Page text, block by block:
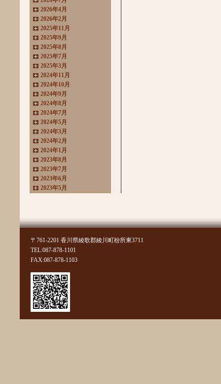
2026年4月
2026年2月
2025年11月
2025年9月
2025年8月
2025年7月
2025年3月
2024年11月
2024年10月
2024年9月
2024年8月
2024年7月
2024年5月
2024年3月
2024年2月
2024年1月
2023年8月
2023年7月
2023年6月
2023年5月
2022年10月
2022年7月
2022年6月
2022年4月
2022年3月
2022年2月
2022年1月
2021年11月
2021年10月
2021年9月
〒761-2201 香川県綾歌郡綾川町枌所東3711
TEL:087-878-1101
FAX:087-878-1103